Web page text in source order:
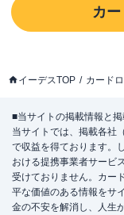
カ
イーデスTOP カード
■当サイトの掲載情報と
当サイトでは、掲載各社
で収益を得ております。
おける提携事業者サービ
受けておりません。カー
平な価値のある情報をサ
金の不安を解消し、人生